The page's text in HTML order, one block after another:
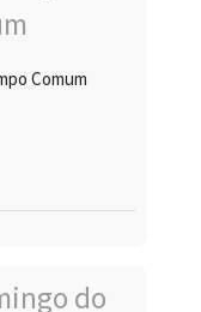
Comum